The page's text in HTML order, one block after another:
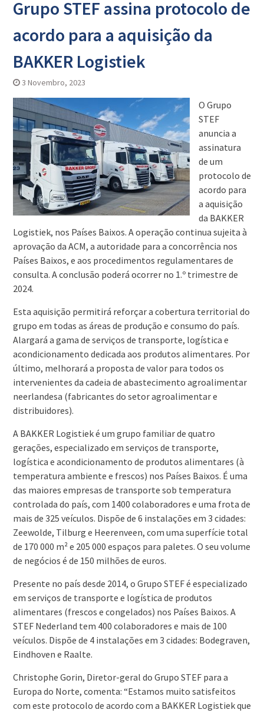
Grupo STEF assina protocolo de
acordo para a aquisição da
BAKKER Logistiek
3 Novembro, 2023
O Grupo
STEF
anuncia a
assinatura
de um
protocolo de
acordo para
a aquisição
da BAKKER
Logistiek, nos Países Baixos. A operação continua sujeita à
aprovação da ACM, a autoridade para a concorrência nos
Países Baixos, e aos procedimentos regulamentares de
consulta. A conclusão poderá ocorrer no 1.º trimestre de
2024.
Esta aquisição permitirá reforçar a cobertura territorial do
grupo em todas as áreas de produção e consumo do país.
Alargará a gama de serviços de transporte, logística e
acondicionamento dedicada aos produtos alimentares. Por
último, melhorará a proposta de valor para todos os
intervenientes da cadeia de abastecimento agroalimentar
neerlandesa (fabricantes do setor agroalimentar e
distribuidores).
A BAKKER Logistiek é um grupo familiar de quatro
gerações, especializado em serviços de transporte,
logística e acondicionamento de produtos alimentares (à
temperatura ambiente e frescos) nos Países Baixos. É uma
das maiores empresas de transporte sob temperatura
controlada do país, com 1400 colaboradores e uma frota de
mais de 325 veículos. Dispõe de 6 instalações em 3 cidades:
Zeewolde, Tilburg e Heerenveen, com uma superfície total
de 170 000 m² e 205 000 espaços para paletes. O seu volume
de negócios é de 150 milhões de euros.
Presente no país desde 2014, o Grupo STEF é especializado
em serviços de transporte e logística de produtos
alimentares (frescos e congelados) nos Países Baixos. A
STEF Nederland tem 400 colaboradores e mais de 100
veículos. Dispõe de 4 instalações em 3 cidades: Bodegraven,
Eindhoven e Raalte.
Christophe Gorin, Diretor-geral do Grupo STEF para a
Europa do Norte, comenta: “Estamos muito satisfeitos
com este protocolo de acordo com a BAKKER Logistiek que